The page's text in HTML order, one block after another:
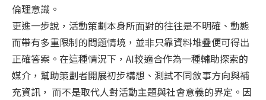
倫理意識。
更進⼀步說，活動策劃本身所⾯對的往往是不明確、動態
⽽帶有多重限制的問題情境，並⾮只靠資料堆疊便可得出
正確答案。在這種情況下，AI較適合作為⼀種輔助探索的
媒介，幫助策劃者開展初步構想、測試不同敘事⽅向與補
充資訊， ⽽不是取代⼈對活動主題與社會意義的界定。因